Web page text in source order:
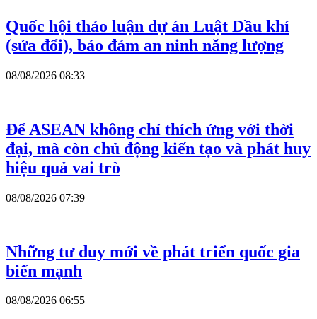
Quốc hội thảo luận dự án Luật Dầu khí
(sửa đổi), bảo đảm an ninh năng lượng
08/08/2026 08:33
Để ASEAN không chỉ thích ứng với thời
đại, mà còn chủ động kiến tạo và phát huy
hiệu quả vai trò
08/08/2026 07:39
Những tư duy mới về phát triển quốc gia
biển mạnh
08/08/2026 06:55